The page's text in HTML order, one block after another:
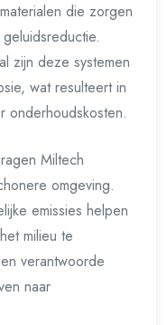
die zorgen
zijn deze systemen
wat resulteert in
onderhoudskosten.
Miltech
omgeving.
emissies helpen
milieu te
verantwoorde
naar